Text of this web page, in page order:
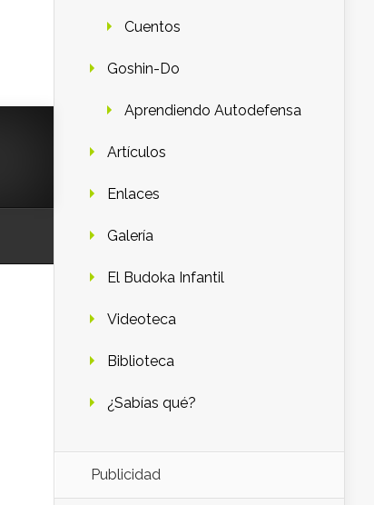
Cuentos
Goshin-Do
Aprendiendo Autodefensa
Artículos
Enlaces
Galería
El Budoka Infantil
Videoteca
Biblioteca
¿Sabías qué?
Publicidad